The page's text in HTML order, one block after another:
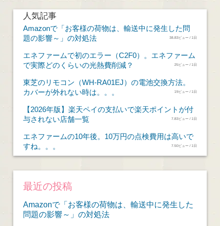
人気記事
Amazonで「お客様の荷物は、輸送中に発生した問
題の影響～」の対処法
38.83ビュー / 1日
エネファームで初のエラー（C2F0）。エネファーム
で実際どのくらいの光熱費削減？
25ビュー / 1日
東芝のリモコン（WH-RA01EJ）の電池交換方法。
カバーが外れない時は。。。
19ビュー / 1日
【2026年版】楽天ペイの支払いで楽天ポイントが付
与されない店舗一覧
7.83ビュー / 1日
エネファームの10年後。10万円の点検費用は高いで
すね。。。
7.50ビュー / 1日
最近の投稿
Amazonで「お客様の荷物は、輸送中に発生した
問題の影響～」の対処法